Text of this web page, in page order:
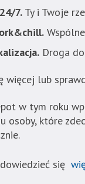
7. Ty i Twoje
Droga
więcej lub
w tym roku
osoby, które
się